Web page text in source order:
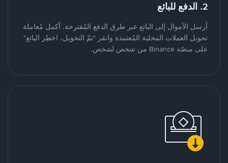
2. الدفع للبائع
أرسل الأموال إلى البائع عبر طرق الدفع المُقترحة. أكمل مُعاملة
تحويل العملات المحلية المُعتمدة وانقر "تمّ التحويل، اخطِر البائع"
على منصّة Binance من شخص لشخص.